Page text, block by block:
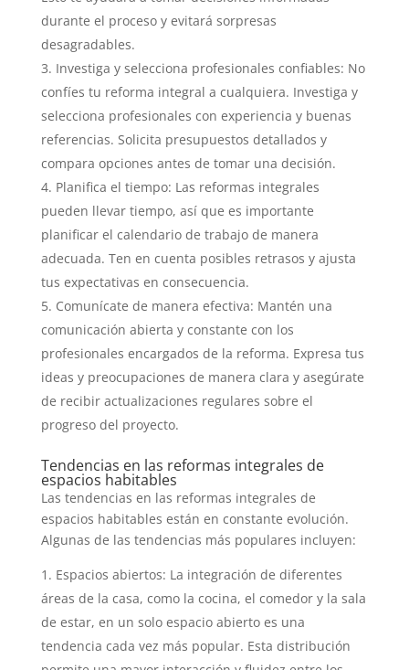
durante el proceso y evitará sorpresas
desagradables.
Investiga y selecciona profesionales confiables: No
confíes tu reforma integral a cualquiera. Investiga y
selecciona profesionales con experiencia y buenas
referencias. Solicita presupuestos detallados y
compara opciones antes de tomar una decisión.
Planifica el tiempo: Las reformas integrales
pueden llevar tiempo, así que es importante
planificar el calendario de trabajo de manera
adecuada. Ten en cuenta posibles retrasos y ajusta
tus expectativas en consecuencia.
Comunícate de manera efectiva: Mantén una
comunicación abierta y constante con los
profesionales encargados de la reforma. Expresa tus
ideas y preocupaciones de manera clara y asegúrate
de recibir actualizaciones regulares sobre el
progreso del proyecto.
Tendencias en las reformas integrales de
espacios habitables
Las tendencias en las reformas integrales de
espacios habitables están en constante evolución.
Algunas de las tendencias más populares incluyen:
Espacios abiertos: La integración de diferentes
áreas de la casa, como la cocina, el comedor y la sala
de estar, en un solo espacio abierto es una
tendencia cada vez más popular. Esta distribución